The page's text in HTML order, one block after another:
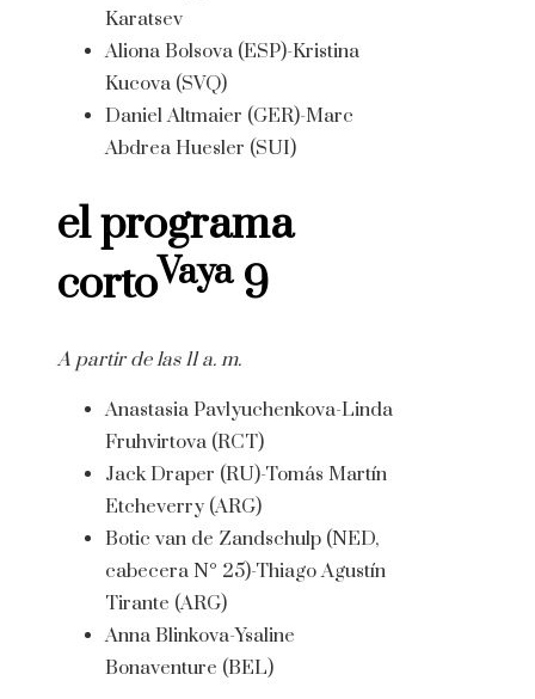
Karatsev
Aliona Bolsova (ESP)-Kristina
Kucova (SVQ)
Daniel Altmaier (GER)-Marc
Abdrea Huesler (SUI)
el programa
cortoVaya9
A partir de las 11 a. m.
Anastasia Pavlyuchenkova-Linda
Fruhvirtova (RCT)
Jack Draper (RU)-Tomás Martín
Etcheverry (ARG)
Botic van de Zandschulp (NED,
cabecera N° 25)-Thiago Agustín
Tirante (ARG)
Anna Blinkova-Ysaline
Bonaventure (BEL)